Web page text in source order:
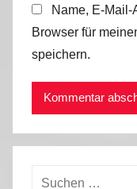
Name, E-
Browser für
speichern.
Suchen